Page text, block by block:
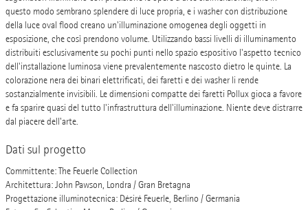
questo modo sembrano splendere di luce propria, e i washer con distribuzione
della luce oval flood creano un'illuminazione omogenea degli oggetti in
esposizione, che così prendono volume. Utilizzando bassi livelli di illuminamento
distribuiti esclusivamente su pochi punti nello spazio espositivo l'aspetto tecnico
dell'installazione luminosa viene prevalentemente nascosto dietro le quinte. La
colorazione nera dei binari elettrificati, dei faretti e dei washer li rende
sostanzialmente invisibili. Le dimensioni compatte dei faretti Pollux gioca a favore
e fa sparire quasi del tutto l'infrastruttura dell'illuminazione. Niente deve distrarre
dal piacere dell'arte.
Dati sul progetto
Committente: The Feuerle Collection
Architettura: John Pawson, Londra / Gran Bretagna
Progettazione illuminotecnica: Désiré Feuerle, Berlino / Germania